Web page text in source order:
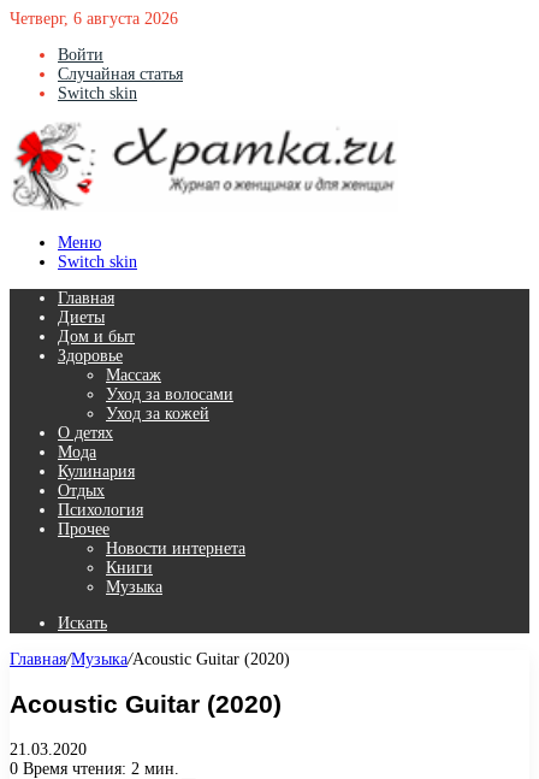
Четверг, 6 августа 2026
Войти
Случайная статья
Switch skin
Меню
Switch skin
Главная
Диеты
Дом и быт
Здоровье
Массаж
Уход за волосами
Уход за кожей
О детях
Мода
Кулинария
Отдых
Психология
Прочее
Новости интернета
Книги
Музыка
Искать
Главная/Музыка/Acoustic Guitar (2020)
Acoustic Guitar (2020)
21.03.2020
0 Время чтения: 2 мин.